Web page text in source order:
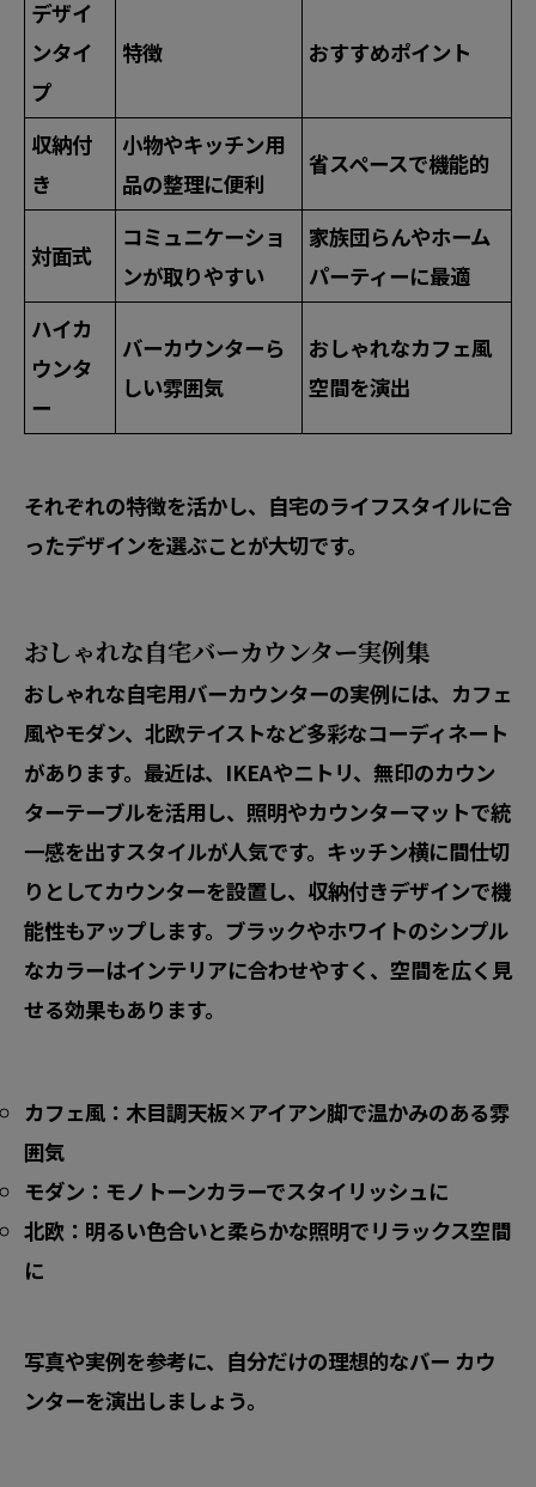
デザイ
ンタイ
プ
特徴 おすすめポイント
収納付
き
小物やキッチン用
品の整理に便利
省スペースで機能的
対面式
コミュニケーショ
ンが取りやすい
家族団らんやホーム
パーティーに最適
ハイカ
ウンタ
ー
バーカウンターら
しい雰囲気
おしゃれなカフェ風
空間を演出
それぞれの特徴を活かし、自宅のライフスタイルに合
ったデザインを選ぶことが大切です。
おしゃれな自宅バーカウンター実例集
おしゃれな自宅用バーカウンターの実例には、カフェ
風やモダン、北欧テイストなど多彩なコーディネート
があります。最近は、IKEAやニトリ、無印のカウン
ターテーブルを活用し、照明やカウンターマットで統
一感を出すスタイルが人気です。キッチン横に間仕切
りとしてカウンターを設置し、収納付きデザインで機
能性もアップします。ブラックやホワイトのシンプル
なカラーはインテリアに合わせやすく、空間を広く見
せる効果もあります。
カフェ風：木目調天板×アイアン脚で温かみのある雰
囲気
モダン：モノトーンカラーでスタイリッシュに
北欧：明るい色合いと柔らかな照明でリラックス空間
に
写真や実例を参考に、自分だけの理想的なバー カウ
ンターを演出しましょう。